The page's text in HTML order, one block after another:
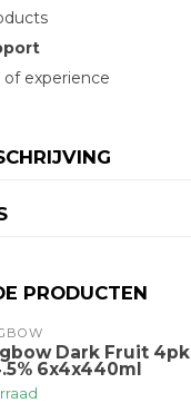
of experience
PRODUCTEN
Dark Fruit 4pk
6x4x440ml